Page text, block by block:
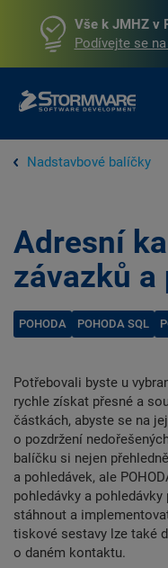
Vše k JMHZ v
Podívejte se
Nadstavbové balíčky
Adresní
závazků a
POHODA POHODA SQL
Potřebovali byste u
rychle získat přesné a
částkách, abyste se na
o pozdržení
balíčku si nejen
a pohledávek, ale
pohledávky a
stáhnout a
tiskové sestavy lze také
o daném kontaktu.